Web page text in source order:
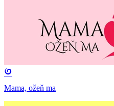
Mama, ožeň ma